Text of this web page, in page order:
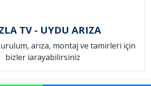
TV - UYDU ARIZA
arıza, montaj ve tamirleri için
bizler iarayabilirsiniz